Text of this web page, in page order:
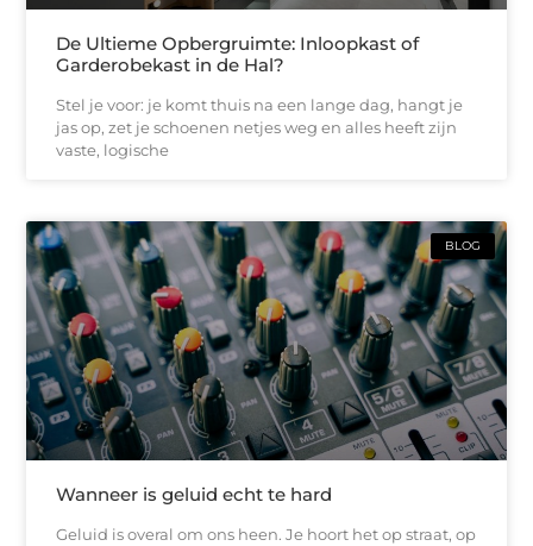
De Ultieme Opbergruimte: Inloopkast of
Garderobekast in de Hal?
Stel je voor: je komt thuis na een lange dag, hangt je
jas op, zet je schoenen netjes weg en alles heeft zijn
vaste, logische
BLOG
Wanneer is geluid echt te hard
Geluid is overal om ons heen. Je hoort het op straat, op